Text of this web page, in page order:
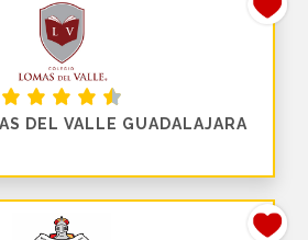
DEL VALLE GUADALAJARA